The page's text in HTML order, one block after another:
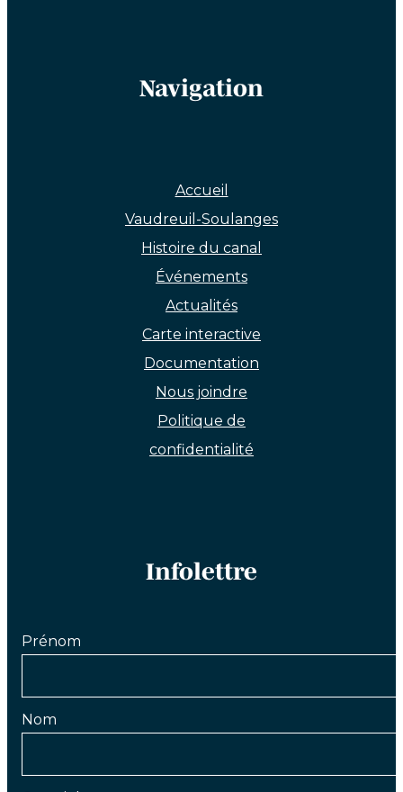
Navigation
Accueil
Vaudreuil-Soulanges
Histoire du canal
Événements
Actualités
Carte interactive
Documentation
Nous joindre
Politique de
confidentialité
Infolettre
Prénom
Nom